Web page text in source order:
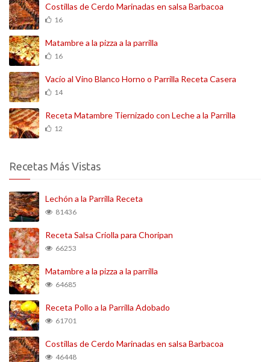
Costillas de Cerdo Marinadas en salsa Barbacoa
16
Matambre a la pizza a la parrilla
16
Vacío al Vino Blanco Horno o Parrilla Receta Casera
14
Receta Matambre Tiernizado con Leche a la Parrilla
12
Recetas Más Vistas
Lechón a la Parrilla Receta
81436
Receta Salsa Criolla para Choripan
66253
Matambre a la pizza a la parrilla
64685
Receta Pollo a la Parrilla Adobado
61701
Costillas de Cerdo Marinadas en salsa Barbacoa
46448